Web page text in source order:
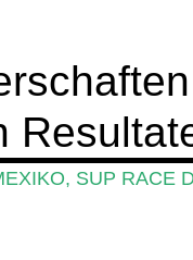
, SUP RACE